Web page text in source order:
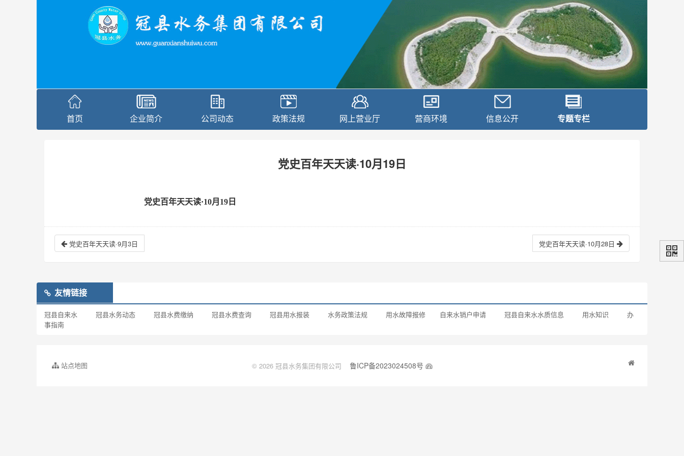
首页 企业简介 公司动态 政策法规 网上营业厅 营商环境 信息公开 专题专栏
党史百年天天读·10月19日
党史百年天天读·10月19日
党史百年天天读·9月3日 党史百年天天读·10月28日
友情链接
冠县自来水 冠县水务动态 冠县水费缴纳 冠县水费查询 冠县用水报装 水务政策法规 用水故障报修 自来水销户申请 冠县自来水水质信息 用水知识
办
事指南
站点地图 © 2026 冠县水务集团有限公司 鲁ICP备2023024508号